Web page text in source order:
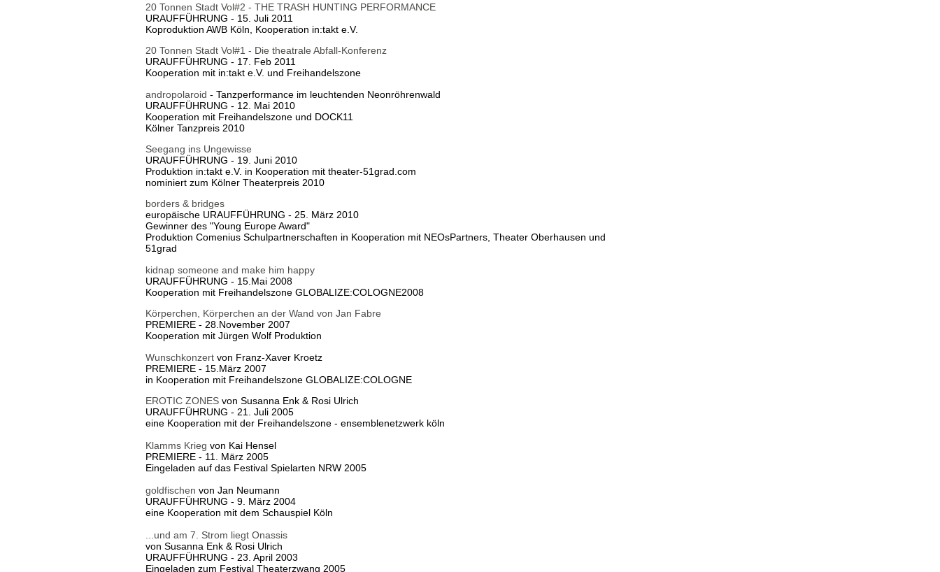
20 Tonnen Stadt Vol#2 - THE TRASH HUNTING PERFORMANCE
URAUFFÜHRUNG - 15. Juli 2011
Koproduktion AWB Köln, Kooperation in:takt e.V.
20 Tonnen Stadt Vol#1 - Die theatrale Abfall-Konferenz
URAUFFÜHRUNG - 17. Feb 2011
Kooperation mit in:takt e.V. und Freihandelszone
andropolaroid - Tanzperformance im leuchtenden Neonröhrenwald
URAUFFÜHRUNG - 12. Mai 2010
Kooperation mit Freihandelszone und DOCK11
Kölner Tanzpreis 2010
Seegang ins Ungewisse
URAUFFÜHRUNG - 19. Juni 2010
Produktion in:takt e.V. in Kooperation mit theater-51grad.com
nominiert zum Kölner Theaterpreis 2010
borders & bridges
europäische URAUFFÜHRUNG - 25. März 2010
Gewinner des "Young Europe Award"
Produktion Comenius Schulpartnerschaften in Kooperation mit NEOsPartners, Theater Oberhausen und
51grad
kidnap someone and make him happy
URAUFFÜHRUNG - 15.Mai 2008
Kooperation mit Freihandelszone GLOBALIZE:COLOGNE2008
Körperchen, Körperchen an der Wand von Jan Fabre
PREMIERE - 28.November 2007
Kooperation mit Jürgen Wolf Produktion
Wunschkonzert von Franz-Xaver Kroetz
PREMIERE - 15.März 2007
in Kooperation mit Freihandelszone GLOBALIZE:COLOGNE
EROTIC ZONES von Susanna Enk & Rosi Ulrich
URAUFFÜHRUNG - 21. Juli 2005
eine Kooperation mit der Freihandelszone - ensemblenetzwerk köln
Klamms Krieg von Kai Hensel
PREMIERE - 11. März 2005
Eingeladen auf das Festival Spielarten NRW 2005
goldfischen von Jan Neumann
URAUFFÜHRUNG - 9. März 2004
eine Kooperation mit dem Schauspiel Köln
...und am 7. Strom liegt Onassis
von Susanna Enk & Rosi Ulrich
URAUFFÜHRUNG - 23. April 2003
Eingeladen zum Festival Theaterzwang 2005